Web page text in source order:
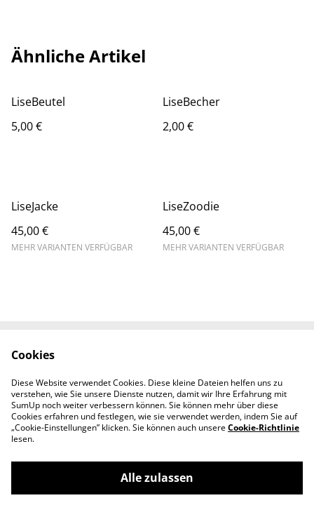
Ähnliche Artikel
LiseBeutel
5,00 €
LiseBecher
2,00 €
LiseJacke
45,00 €
MEHR VARIANTEN VERFÜGBAR
LiseZoodie
45,00 €
MEHR VARIANTEN VERFÜGBAR
Kontaktieren Sie uns
Impressum
©2026
Förderverein der Lise-Meitner-Schule Berlin
e. V.
Cookies
Diese Website verwendet Cookies. Diese kleine Dateien helfen uns zu
verstehen, wie Sie unsere Dienste nutzen, damit wir Ihre Erfahrung mit
SumUp noch weiter verbessern können. Sie können mehr über diese
Cookies erfahren und festlegen, wie sie verwendet werden, indem Sie auf
„Cookie-Einstellungen” klicken. Sie können auch unsereCookie-Richtlinie
lesen.
Alle zulassen